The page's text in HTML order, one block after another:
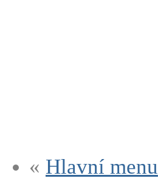
« Hlavní menu